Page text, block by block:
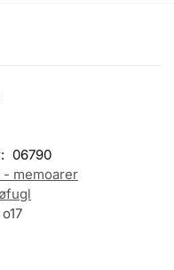
06790
memoarer
o17